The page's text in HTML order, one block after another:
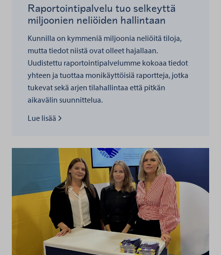
Raportointipalvelu tuo selkeyttä
miljoonien neliöiden hallintaan
Kunnilla on kymmeniä miljoonia neliöitä tiloja,
mutta tiedot niistä ovat olleet hajallaan.
Uudistettu raportointipalvelumme kokoaa tiedot
yhteen ja tuottaa monikäyttöisiä raportteja, jotka
tukevat sekä arjen tilahallintaa että pitkän
aikavälin suunnittelua.
Lue lisää kohteesta
Lue lisää